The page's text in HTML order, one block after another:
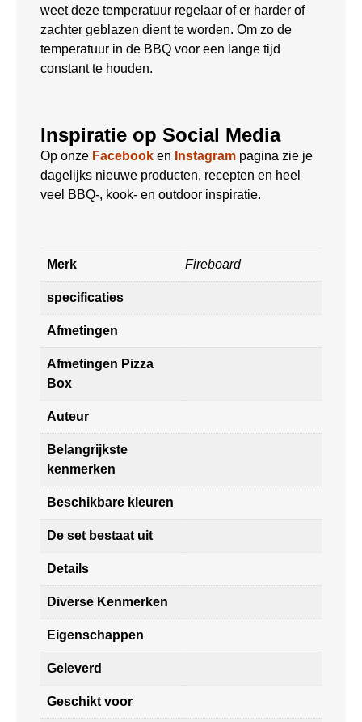
weet deze temperatuur regelaar of er harder of
zachter geblazen dient te worden. Om zo de
temperatuur in de BBQ voor een lange tijd
constant te houden.
Inspiratie op Social Media
Op onze Facebook en Instagram pagina zie je
dagelijks nieuwe producten, recepten en heel
veel BBQ-, kook- en outdoor inspiratie.
Merk Fireboard
specificaties
Afmetingen
Afmetingen Pizza
Box
Auteur
Belangrijkste
kenmerken
Beschikbare kleuren
De set bestaat uit
Details
Diverse Kenmerken
Eigenschappen
Geleverd
Geschikt voor